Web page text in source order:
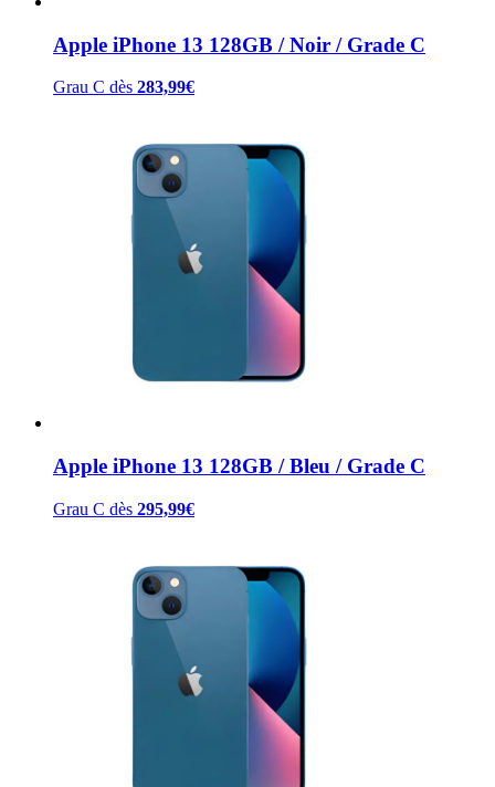
Apple iPhone 13 128GB / Noir / Grade C
Grau C dès 283,99€
Apple iPhone 13 128GB / Bleu / Grade C
Grau C dès 295,99€